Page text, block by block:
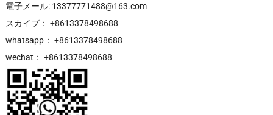
電子メール: 13377771488@163.com
スカイプ： +8613378498688
whatsapp： +8613378498688
wechat： +8613378498688